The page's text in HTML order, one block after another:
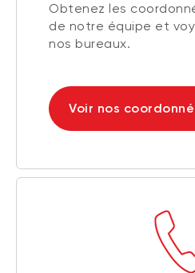
Obtenez les
de notre équipe et
nos bureaux.
Voir nos